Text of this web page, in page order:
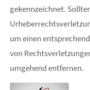
gekennzeichnet.
um einen
von
umgehend entfernen.